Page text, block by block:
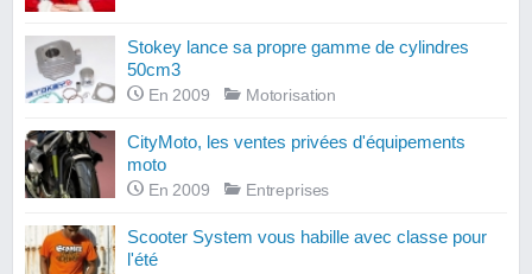
Stokey lance sa propre gamme de cylindres
50cm3
En 2009 Motorisation
CityMoto, les ventes privées d'équipements
moto
En 2009 Entreprises
Scooter System vous habille avec classe pour
l'été